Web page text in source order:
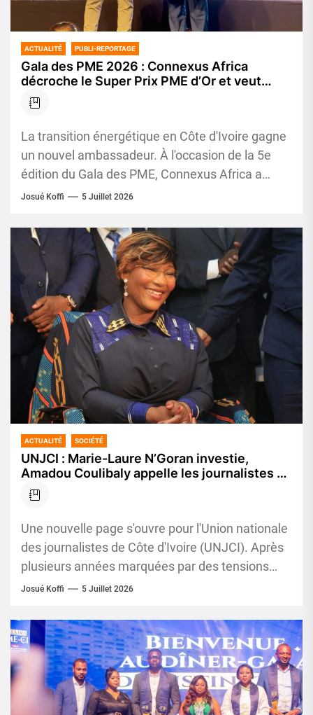
ACTUALITÉ PUBLI-REPORTAGE
Gala des PME 2026 : Connexus Africa
décroche le Super Prix PME d’Or et veut
accélérer la démocratisation de l’énergie
solaire en Côte d’Ivoire
La transition énergétique en Côte d'Ivoire gagne
un nouvel ambassadeur. À l'occasion de la 5e
édition du Gala des PME, Connexus Africa a
remporté le...
Josué Koffi 5 Juillet 2026
ACTUALITÉ SOCIÉTÉ
UNJCI : Marie-Laure N’Goran investie,
Amadou Coulibaly appelle les journalistes à
tourner définitivement la page des divisions
Une nouvelle page s'ouvre pour l'Union nationale
des journalistes de Côte d'Ivoire (UNJCI). Après
plusieurs années marquées par des tensions
internes, l'organisation professionnelle entend
Josué Koffi 5 Juillet 2026